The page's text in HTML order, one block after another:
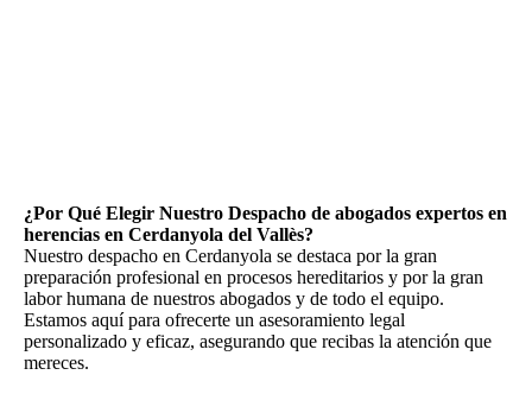
¿Por Qué Elegir Nuestro Despacho de abogados expertos en
herencias en Cerdanyola del Vallès?
Nuestro despacho en Cerdanyola se destaca por la gran
preparación profesional en procesos hereditarios y por la gran
labor humana de nuestros abogados y de todo el equipo.
Estamos aquí para ofrecerte un asesoramiento legal
personalizado y eficaz, asegurando que recibas la atención que
mereces.